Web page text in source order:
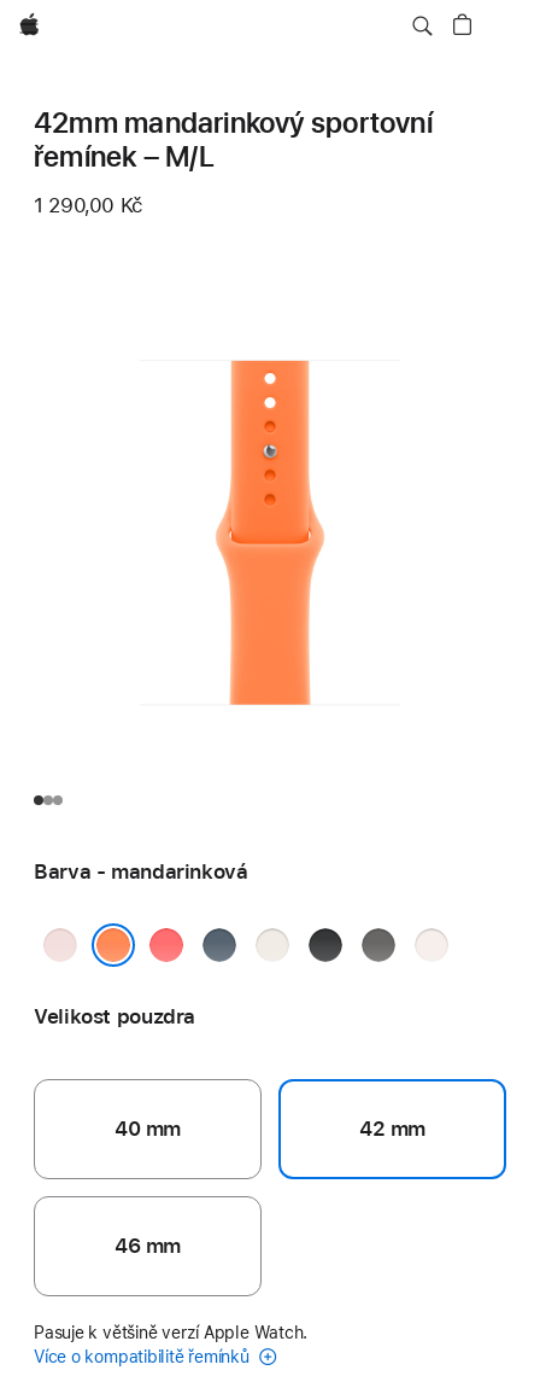
Apple
42mm mandarinkový sportovní
řemínek – M/L
1 290,00 Kč
Barva - mandarinková
jemně
růžová
guavověocelověhvězdněčerná skálověsvětle
Velikost pouzdra
40 mm 42 mm
46 mm
Pasuje k většině verzí Apple Watch.
Více o kompatibilitě řemínků